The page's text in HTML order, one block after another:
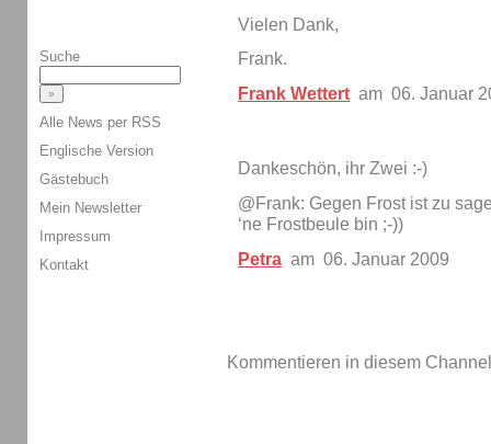
Vielen Dank,
Frank.
Frank Wettert am 06. Januar
Dankeschön, ihr Zwei :-)
@Frank: Gegen Frost ist zu
‘ne Frostbeule bin ;-))
Petra am 06. Januar 2009
Kommentieren in diesem
Suche
Alle News per RSS
Englische Version
Gästebuch
Mein Newsletter
Impressum
Kontakt